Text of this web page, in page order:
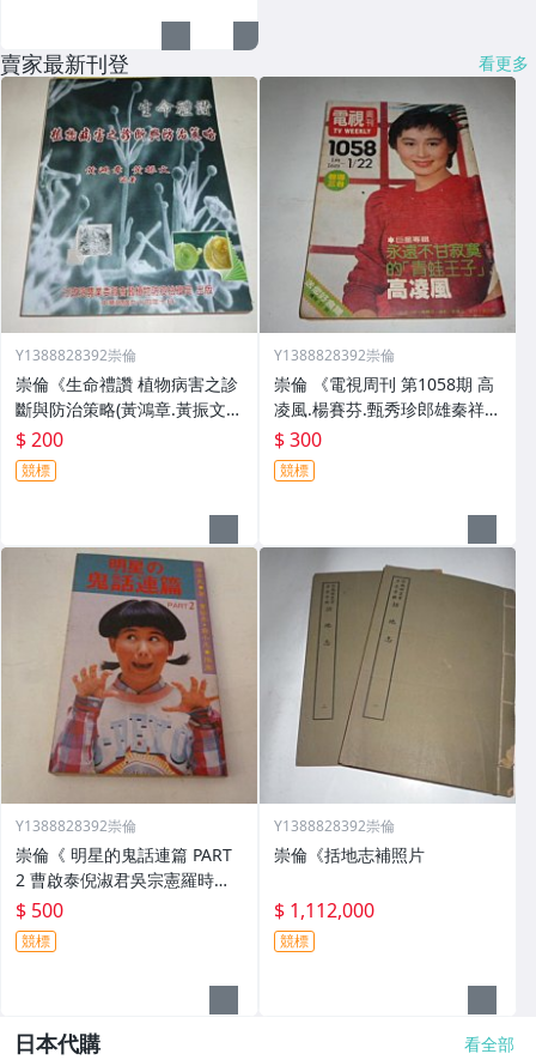
賣家最新刊登 看更多
Y1388828392崇倫
崇倫《生命禮讚 植物病害之診
斷與防治策略(黃鴻章.黃振文)
經濟部加工出口區管理處（農
委會）3-1 植物病害之診斷與
防治策略 編/著/譯者 ／ 黃鴻
$ 200
競標
Y1388828392崇倫
崇倫 《電視周刊 第1058期 高
凌風.楊賽芬.甄秀珍郎雄秦祥林
林鳳嬌汪明荃蔣黎麗/封面上方
有破損》 * 位置: 1-6馨]*
$ 300
競標
Y1388828392崇倫
崇倫《 明星的鬼話連篇 PART
2 曹啟泰倪淑君吳宗憲羅時豐
裘海正艾偉鄧安寧蔡小虎堂娜
吳興國李翊君唐孝民 位置: 6-3
略翻沒看到畫記.但不保證
$ 500
競標
Y1388828392崇倫
崇倫《括地志補照片
$ 1,112,000
競標
日本代購 看全部